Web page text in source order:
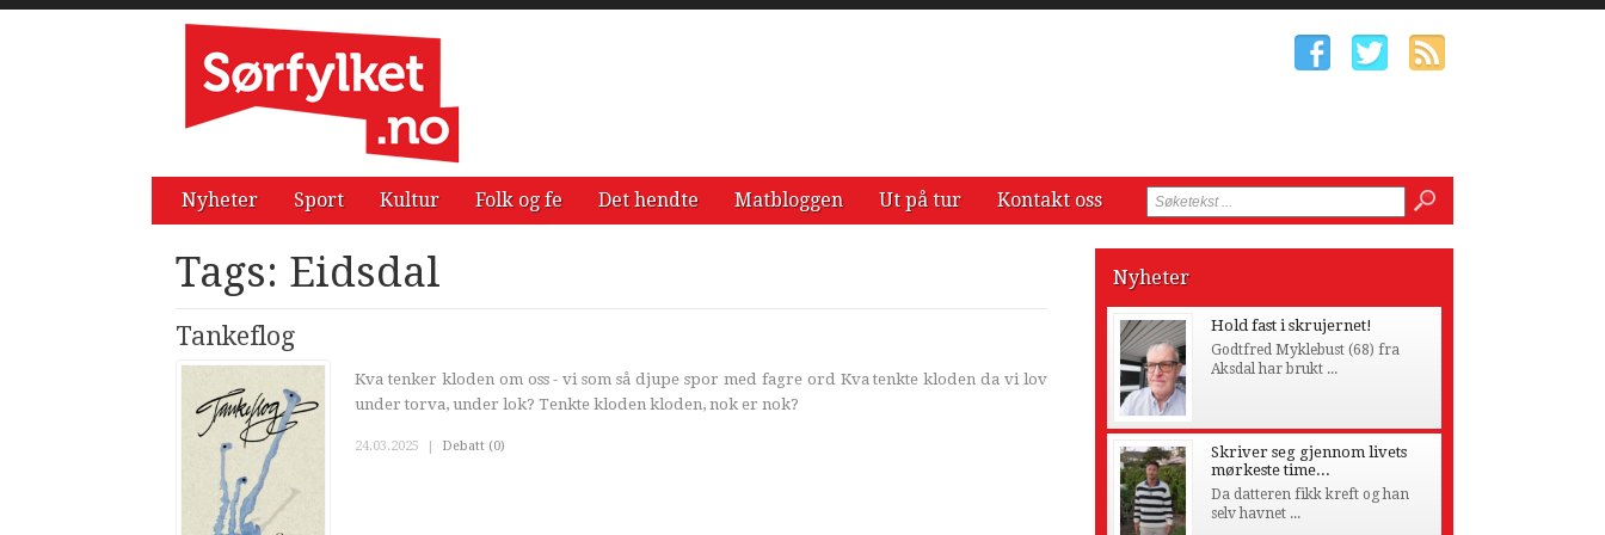
Nyheter Sport Kultur Folk og fe Det hendte Matbloggen Ut på tur Kontakt oss
Tags: Eidsdal
Tankeflog
Kva tenker kloden om oss - vi som så djupe spor med fagre ord Kva tenkte kloden da vi lov
under torva, under lok? Tenkte kloden kloden, nok er nok?
24.03.2025 | Debatt (0)
Nyheter
Hold fast i skrujernet!
Godtfred Myklebust (68) fra
Aksdal har brukt ...
Skriver seg gjennom livets
mørkeste time...
Da datteren fikk kreft og han
selv havnet ...